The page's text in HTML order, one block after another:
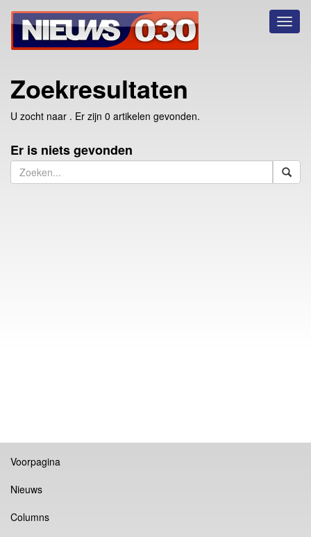
Zoekresultaten
U zocht naar . Er zijn 0 artikelen gevonden.
Er is niets gevonden
Voorpagina
Nieuws
Columns